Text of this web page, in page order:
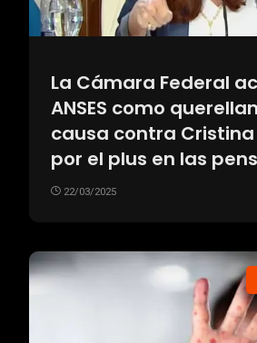
La Cámara Federal
ANSES como
causa contra Cristina
por el plus en las
22/03/2025